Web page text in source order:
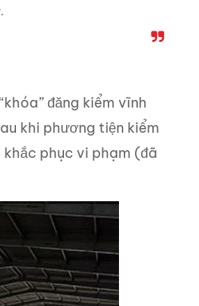
đăng kiểm vĩnh
khi phương tiện kiểm
phục vi phạm (đã